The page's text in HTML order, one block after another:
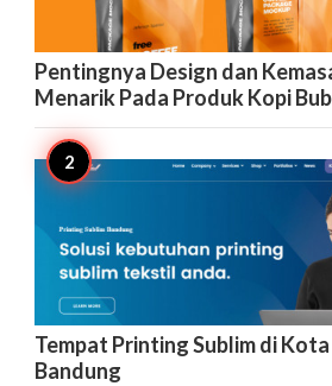
Pentingnya Design dan
Menarik Pada Produk Kopi
Tempat Printing Sublim di Kota
Bandung